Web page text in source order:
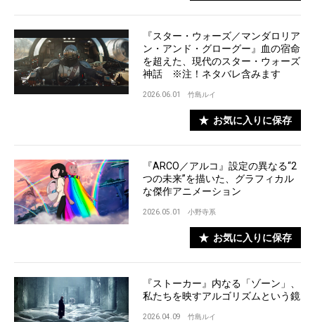
『スター・ウォーズ／マンダロリア
ン・アンド・グローグー』血の宿命
を超えた、現代のスター・ウォーズ
神話 ※注！ネタバレ含みます
2026.06.01 竹島ルイ
お気に入りに保存
『ARCO／アルコ』設定の異なる“2
つの未来”を描いた、グラフィカル
な傑作アニメーション
2026.05.01 小野寺系
お気に入りに保存
『ストーカー』内なる「ゾーン」、
私たちを映すアルゴリズムという鏡
2026.04.09 竹島ルイ